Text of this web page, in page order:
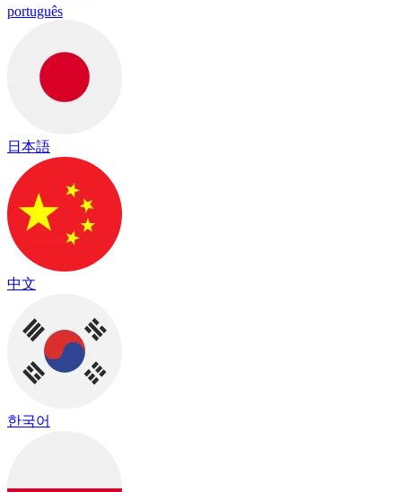
português
日本語
中文
한국어